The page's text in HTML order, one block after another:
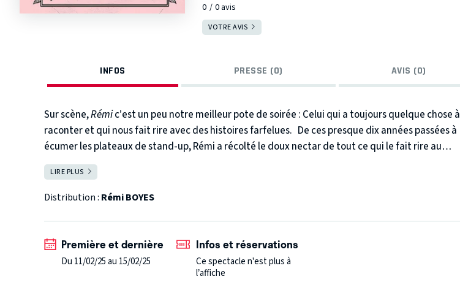
0 0avis
VOTRE AVIS
INFOS PRESSE (0) AVIS (0)
Sur scène,Rémic’est un peu notre meilleur pote de soirée : Celui qui a toujours quelque chose à
raconter et qui nous fait rire avec des histoires farfelues. De ces presque dix années passées à
écumer les plateaux de stand-up, Rémi a récolté le doux nectar de tout ce qui le fait rire au
quotidien. De son enfance dans le Sud-Ouest à sa vision du paradis, il nous emmène dans son
cerveau bouillonnant où on ne s’ennuie jamais.
séduit aussi bien les férus de stand-up pur que les amateurs de bons moments d’humour simple.
LIRE PLUS
Distribution : Rémi BOYES
Première et dernière
Du 11/02/25 au 15/02/25
Infos et réservations
Ce spectacle n'est plus à
l’affiche